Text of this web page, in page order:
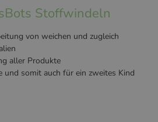
Stoffwindeln
von weichen und zugleich
aller Produkte
und somit auch für ein zweites Kind